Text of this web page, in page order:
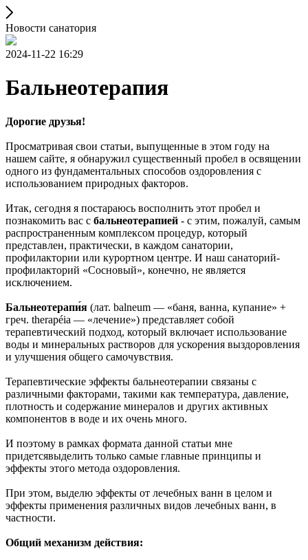
Новости санатория
2024-11-22 16:29
Бальнеотерапия
Дорогие друзья!
Просматривая свои статьи, выпущенные в этом году на
нашем сайте, я обнаружил существенный пробел в освящении
одного из фундаментальных способов оздоровления с
использованием природных факторов.
Итак, сегодня я постараюсь восполнить этот пробел и
познакомить вас с бальнеотерапией - с этим, пожалуй, самым
распространенным комплексом процедур, который
представлен, практически, в каждом санатории,
профилактории или курортном центре. И наш санаторий-
профилакторий «Сосновый», конечно, не является
исключением.
Бальнеотерапи́я (лат. balneum — «баня, ванна, купание» +
греч. therapéia — «лечение») представляет собой
терапевтический подход, который включает использование
воды и минеральных растворов для ускорения выздоровления
и улучшения общего самочувствия.
Терапевтические эффекты бальнеотерапии связаны с
различными факторами, такими как температура, давление,
плотность и содержание минералов и других активных
компонентов в воде и их очень много.
И поэтому в рамках формата данной статьи мне
придетсявыделить только самые главные принципы и
эффекты этого метода оздоровления.
При этом, выделю эффекты от лечебных ванн в целом и
эффекты применения различных видов лечебных ванн, в
частности.
Общий механизм действия: